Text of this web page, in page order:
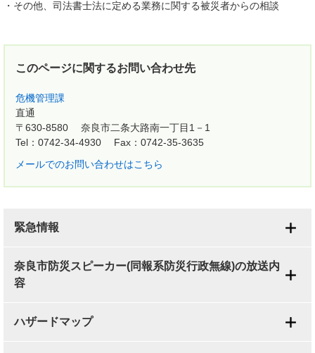
・その他、司法書士法に定める業務に関する被災者からの相談
このページに関するお問い合わせ先
危機管理課
直通
〒630-8580
奈良市二条大路南一丁目1－1
Tel：0742-34-4930
Fax：0742-35-3635
メールでのお問い合わせはこちら
緊急情報
奈良市防災スピーカー(同報系防災行政無線)の放送内
容
ハザードマップ